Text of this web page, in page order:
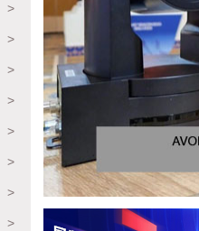
>
>
>
>
>
>
>
>